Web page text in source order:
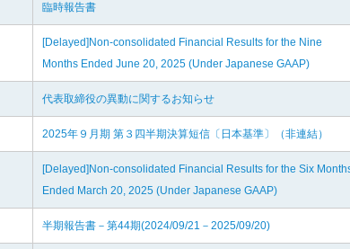
臨時報告書
[Delayed]Non-consolidated Financial Results for the Nine
Months Ended June 20, 2025 (Under Japanese GAAP)
代表取締役の異動に関するお知らせ
2025年９月期 第３四半期決算短信〔日本基準〕（非連結）
[Delayed]Non-consolidated Financial Results for the Six
Ended March 20, 2025 (Under Japanese GAAP)
半期報告書－第44期(2024/09/21－2025/09/20)